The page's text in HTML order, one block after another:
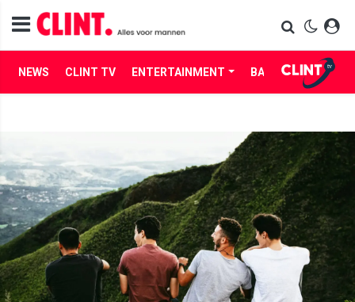
NEWS CLINT TV ENTERTAINMENT BABES LIFE